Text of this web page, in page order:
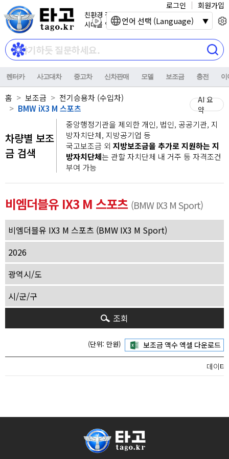
친환경 전기자동차
시대를 열어갑니다.
로그인 회원가입
렌터카 사고대차 중고차 신차판매 모델 보조금 충전 이
홈 보조금
전기승용차 (수입차)
BMW iX3 M 스포츠
AI 요
약
차량별 보조
금 검색
중앙행정기관을 제외한 개인, 법인, 공공기관, 지
방자치단체, 지방공기업 등
국고보조금 외 지방보조금을 추가로 지원하는 지
방자치단체는 관할 자치단체 내 거주 등 자격조건
부여 가능
비엠더블유 IX3 M 스포츠 (BMW IX3 M Sport)
조회
(단위: 만원)
데이터
언어 선택 (Language)